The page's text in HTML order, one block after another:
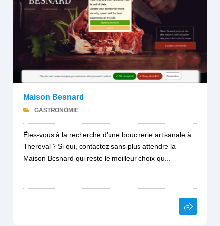
Maison Besnard
GASTRONOMIE
Êtes-vous à la recherche d'une boucherie artisanale à
Thereval ? Si oui, contactez sans plus attendre la
Maison Besnard qui reste le meilleur choix qu...